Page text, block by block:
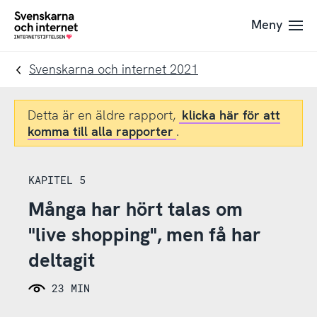
Till
navigation
Till
innehåll
To
Meny
Svenskarna och internet 2021
Detta är en äldre rapport, klicka här för att
komma till alla rapporter .
KAPITEL 5
Många har hört talas om
"live shopping", men få har
deltagit
23 MIN